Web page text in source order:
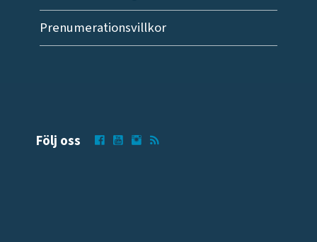
Prenumerationsvillkor
Följ oss